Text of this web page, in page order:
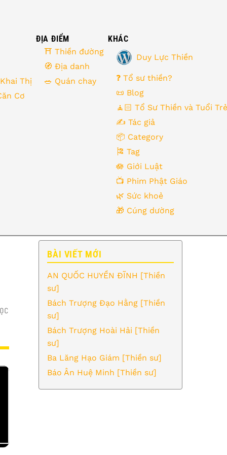
Thị
Cơ
ĐỊA ĐIỂM
⛩ Thiền đường
🧭 Địa danh
🥗 Quán chay
KHÁC
Duy Lực Thiền
❓ Tổ sư thiền?
📜 Blog
🧘🏻 Tổ Sư Thiền và Tuổi Trẻ
✍️ Tác giả
📦 Category
🎏 Tag
🪷 Giới Luật
📺 Phim Phật Giáo
🌿️ Sức khoẻ
🎁️ Cúng dường
BÀI VIẾT MỚI
AN QUỐC HUYỀN ĐĨNH [Thiền
sư]
Bách Trượng Đạo Hằng [Thiền
sư]
Bách Trượng Hoài Hải [Thiền
sư]
Ba Lăng Hạo Giám [Thiền sư]
Báo Ân Huệ Minh [Thiền sư]